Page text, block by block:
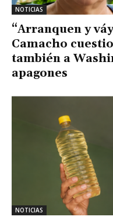
NOTICIAS
“Arranquen y
Camacho
también a
apagones
NOTICIAS